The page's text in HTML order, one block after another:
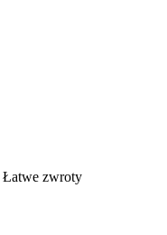
Łatwe zwroty